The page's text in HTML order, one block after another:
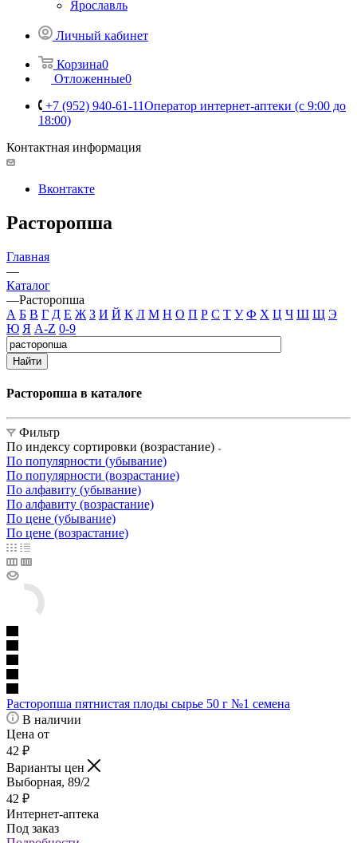
Ярославль
Личный кабинет
Корзина0
Отложенные0
+7 (952) 940-61-11Оператор интернет-аптеки (с 9:00 до
18:00)
Контактная информация
Вконтакте
Расторопша
Главная
—
Каталог
—Расторопша
А Б В Г Д Е Ж З И Й К Л М Н О П Р С Т У Ф Х Ц Ч Ш Щ Э
Ю Я A-Z 0-9
Найти
Расторопша в каталоге
Фильтр
По индексу сортировки (возрастание)
По популярности (убывание)
По популярности (возрастание)
По алфавиту (убывание)
По алфавиту (возрастание)
По цене (убывание)
По цене (возрастание)
Расторопша пятнистая плоды сырье 50 г №1 семена
В наличии
Цена от
42 ₽
Варианты цен
Выборная, 89/2
42 ₽
Интернет-аптека
Под заказ